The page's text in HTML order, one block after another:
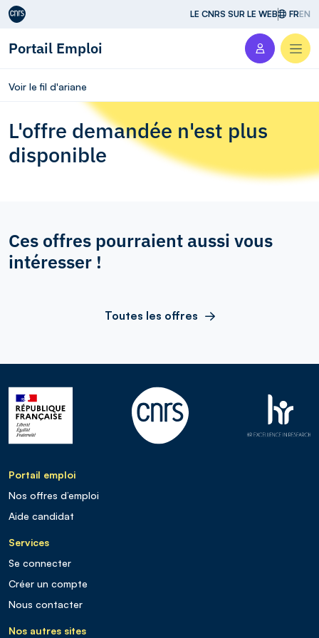
Aller au contenu LE CNRS SUR LE WEB FREN
Portail Emploi
Voir le fil d'ariane
L'offre demandée n'est plus
disponible
Ces offres pourraient aussi vous
intéresser !
Toutes les offres
Portail emploi
Nos offres d’emploi
Aide candidat
Services
Se connecter
Créer un compte
Nous contacter
Nos autres sites